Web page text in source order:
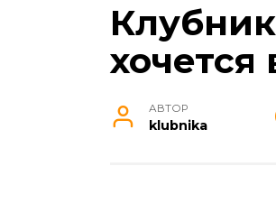
хочется
АВТОР
klubnika